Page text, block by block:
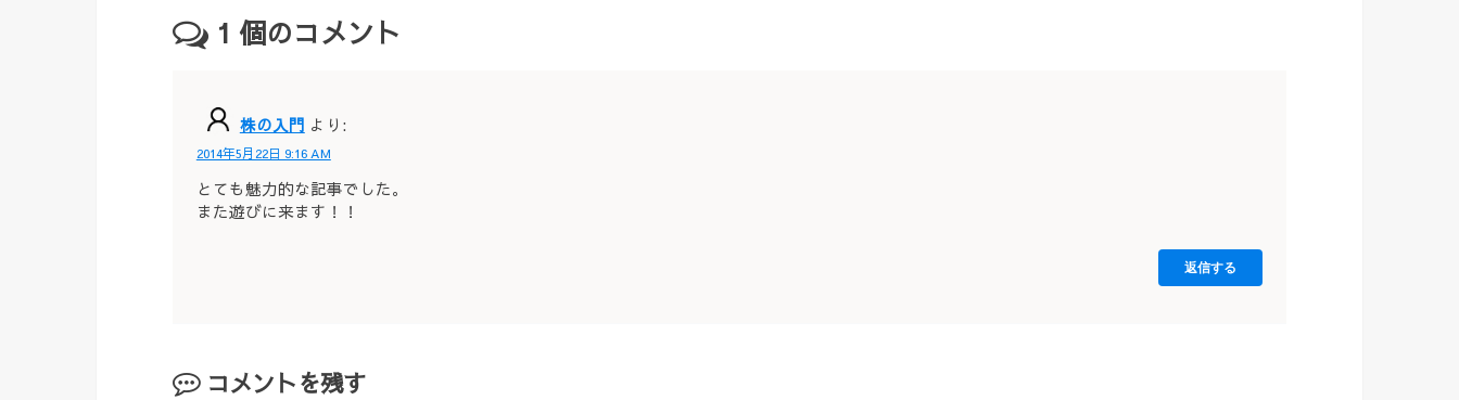
1 個のコメント
株の入門 より:
2014年5月22日 9:16 AM
とても魅力的な記事でした。
また遊びに来ます！！
返信する
コメントを残す